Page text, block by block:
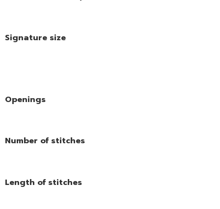
Signature size
Openings
Number of stitches
Length of stitches